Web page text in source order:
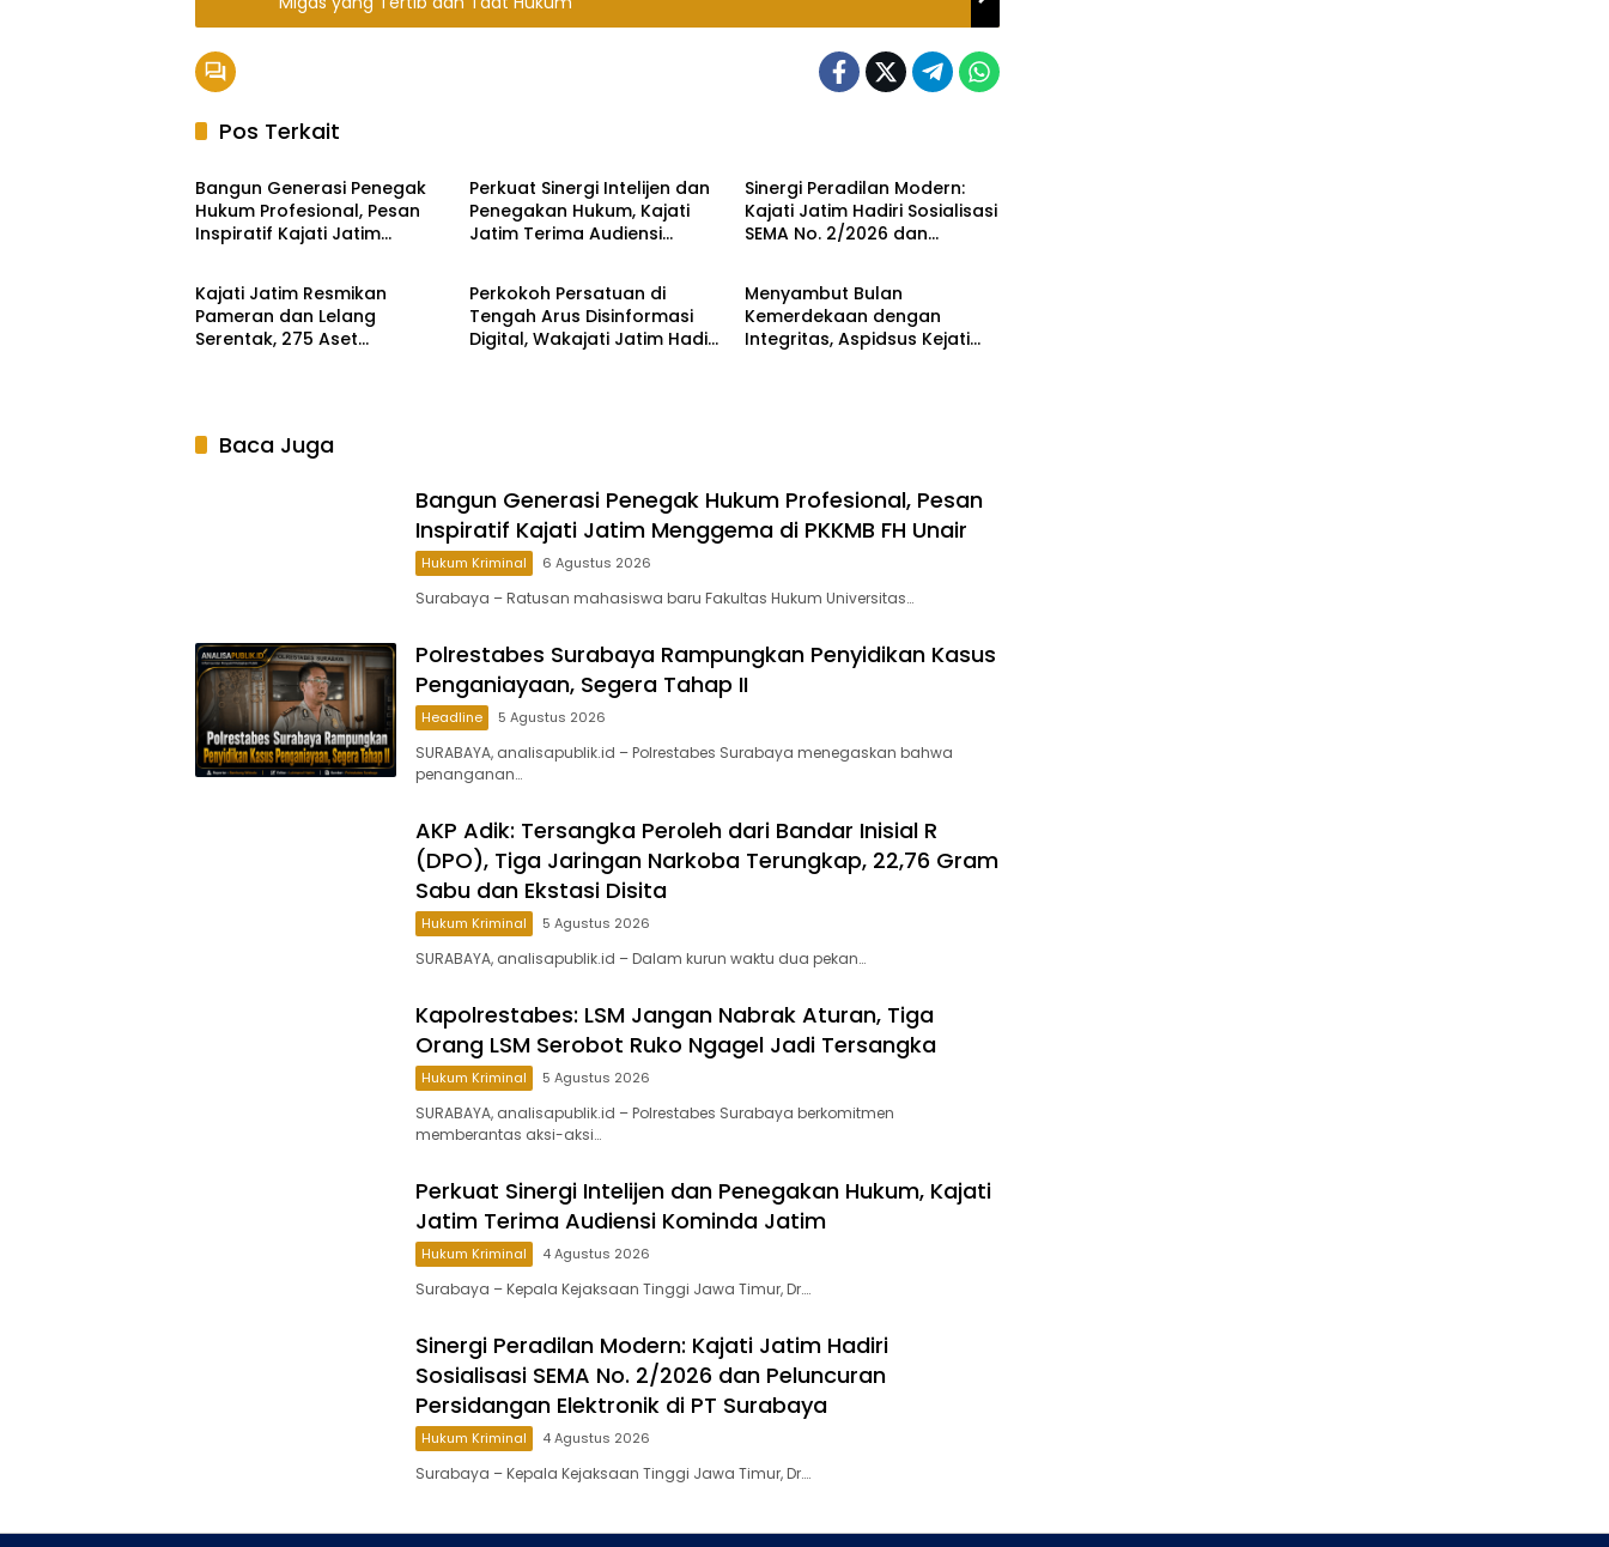
Pos Terkait
Hukum Kriminal
Bangun Generasi Penegak
Hukum Profesional, Pesan
Inspiratif Kajati Jatim
Perkuat Sinergi Intelijen dan
Penegakan Hukum, Kajati
Jatim Terima Audiensi
Sinergi Peradilan Modern:
Kajati Jatim Hadiri Sosialisasi
SEMA No. 2/2026 dan
Hukum Kriminal
Kajati Jatim Resmikan
Pameran dan Lelang
Serentak, 275 Aset
Hukum Kriminal
Perkokoh Persatuan di
Tengah Arus Disinformasi
Digital, Wakajati Jatim Hadiri
Hukum Kriminal
Menyambut Bulan
Kemerdekaan dengan
Integritas, Aspidsus Kejati
Baca Juga
Bangun Generasi Penegak Hukum Profesional, Pesan
Inspiratif Kajati Jatim Menggema di PKKMB FH Unair
Hukum Kriminal 6 Agustus 2026
Surabaya – Ratusan mahasiswa baru Fakultas Hukum Universitas…
Polrestabes Surabaya Rampungkan Penyidikan Kasus
Penganiayaan, Segera Tahap II
Headline 5 Agustus 2026
SURABAYA, analisapublik.id – Polrestabes Surabaya menegaskan bahwa
penanganan…
AKP Adik: Tersangka Peroleh dari Bandar Inisial R
(DPO), Tiga Jaringan Narkoba Terungkap, 22,76 Gram
Sabu dan Ekstasi Disita
Hukum Kriminal 5 Agustus 2026
SURABAYA, analisapublik.id – Dalam kurun waktu dua pekan…
Kapolrestabes: LSM Jangan Nabrak Aturan, Tiga
Orang LSM Serobot Ruko Ngagel Jadi Tersangka
Hukum Kriminal 5 Agustus 2026
SURABAYA, analisapublik.id – Polrestabes Surabaya berkomitmen
memberantas aksi-aksi…
Perkuat Sinergi Intelijen dan Penegakan Hukum, Kajati
Jatim Terima Audiensi Kominda Jatim
Hukum Kriminal 4 Agustus 2026
Surabaya – Kepala Kejaksaan Tinggi Jawa Timur, Dr….
Sinergi Peradilan Modern: Kajati Jatim Hadiri
Sosialisasi SEMA No. 2/2026 dan Peluncuran
Persidangan Elektronik di PT Surabaya
Hukum Kriminal 4 Agustus 2026
Surabaya – Kepala Kejaksaan Tinggi Jawa Timur, Dr….